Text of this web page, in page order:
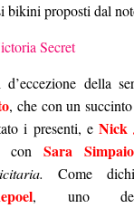
bikini proposti dal
d’eccezione della
, che con un
i presenti, e Nick
conSara Simpaio
Come
, uno